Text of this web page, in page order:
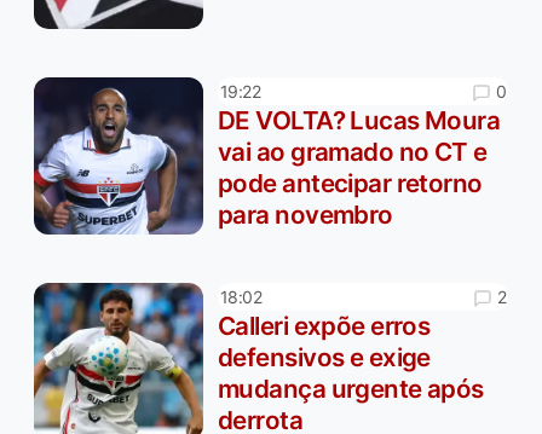
19:22 0
DE VOLTA? Lucas Moura
vai ao gramado no CT e
pode antecipar retorno
para novembro
18:02 2
Calleri expõe erros
defensivos e exige
mudança urgente após
derrota